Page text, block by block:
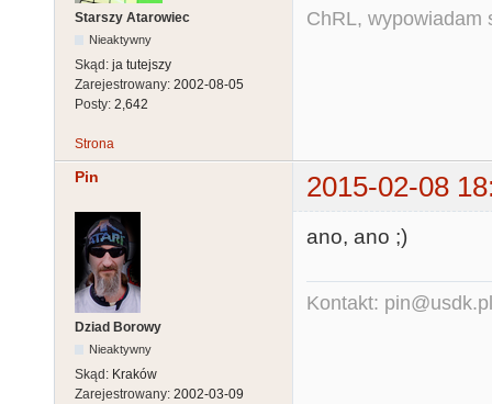
Starszy Atarowiec
Nieaktywny
Skąd: ja tutejszy
Zarejestrowany: 2002-08-05
Posty: 2,642
ChRL, wypowiadam
Strona
Pin 2015-02-08
Dziad Borowy
Nieaktywny
Skąd: Kraków
Zarejestrowany: 2002-03-09
ano, ano ;)
Kontakt: pin@usdk.pl